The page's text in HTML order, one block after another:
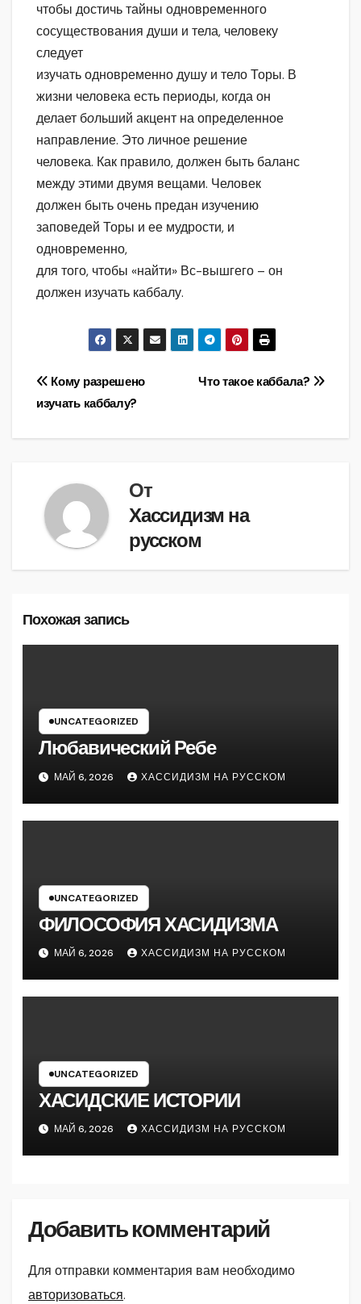
чтобы достичь тайны одновременного
сосуществования души и тела, человеку
следует
изучать одновременно душу и тело Торы. В
жизни человека есть периоды, когда он
делает больший акцент на определенное
направление. Это личное решение
человека. Как правило, должен быть баланс
между этими двумя вещами. Человек
должен быть очень предан изучению
заповедей Торы и ее мудрости, и
одновременно,
для того, чтобы «найти» Вс-вышгего – он
должен изучать каббалу.
Навигация
по
Что такое каббала?
Кому разрешено
изучать каббалу?
От
Хассидизм на
русском
Похожая запись
UNCATEGORIZED
Любавический Ребе
МАЙ 6, 2026 ХАССИДИЗМ НА РУССКОМ
UNCATEGORIZED
ФИЛОСОФИЯ ХАСИДИЗМА
МАЙ 6, 2026 ХАССИДИЗМ НА РУССКОМ
UNCATEGORIZED
ХАСИДСКИЕ ИСТОРИИ
МАЙ 6, 2026 ХАССИДИЗМ НА РУССКОМ
Добавить комментарий
Для отправки комментария вам необходимо
авторизоваться.